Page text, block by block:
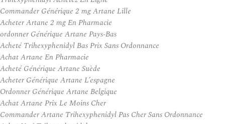
Commander Générique 2 mg Artane Lille
Acheter Artane 2 mg En Pharmacie
ordonner Générique Artane Pays-Bas
Acheté Trihexyphenidyl Bas Prix Sans Ordonnance
Achat Artane En Pharmacie
Acheté Générique Artane Suède
Acheter Générique Artane L’espagne
Ordonner Générique Artane Belgique
Achat Artane Prix Le Moins Cher
Commander Artane Trihexyphenidyl Pas Cher Sans Ordonnance